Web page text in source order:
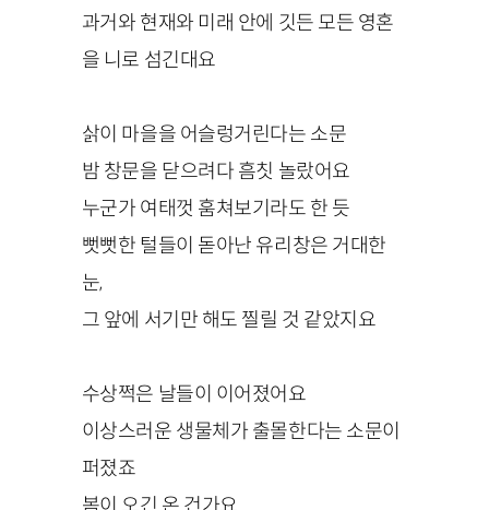
과거와 현재와 미래 안에 깃든 모든 영혼
을 니로 섬긴대요
삵이 마을을 어슬렁거린다는 소문
밤 창문을 닫으려다 흠칫 놀랐어요
누군가 여태껏 훔쳐보기라도 한 듯
뻣뻣한 털들이 돋아난 유리창은 거대한
눈,
그 앞에 서기만 해도 찔릴 것 같았지요
수상쩍은 날들이 이어졌어요
이상스러운 생물체가 출몰한다는 소문이
퍼졌죠
봄이 오긴 온 건가요